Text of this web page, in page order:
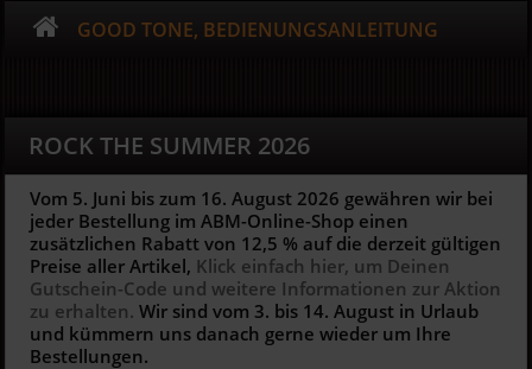
GOOD TONE, BEDIENUNGSANLEITUNG
ROCK THE SUMMER 2026
Vom 5. Juni bis zum 16. August 2026 gewähren wir bei
jeder Bestellung im ABM-Online-Shop einen
zusätzlichen Rabatt von 12,5 % auf die derzeit gültigen
Preise aller Artikel, Klick einfach hier, um Deinen
Gutschein-Code und weitere Informationen zur Aktion
zu erhalten. Wir sind vom 3. bis 14. August in Urlaub
und kümmern uns danach gerne wieder um Ihre
Bestellungen.